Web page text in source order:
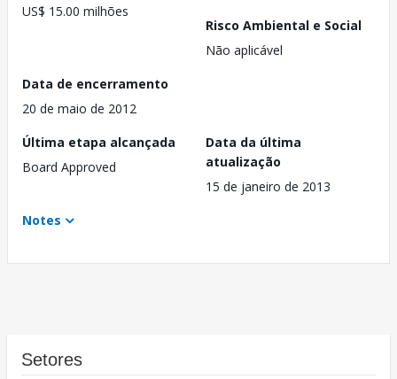
US$ 15.00 milhões
Risco Ambiental e Social
Não aplicável
Data de encerramento
20 de maio de 2012
Última etapa alcançada
Board Approved
Data da última
atualização
15 de janeiro de 2013
Notes
Setores